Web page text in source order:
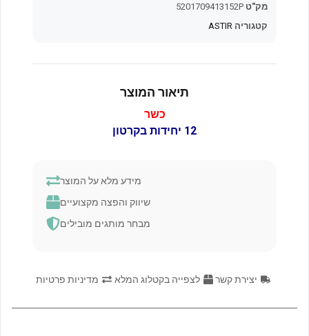
מק"ט 5201709413152P
קטגוריה ASTIR
תיאור המוצר
כשר
12 יחידות בקרטון
מידע מלא על המוצר
שיווק והפצה מקצועיים
מבחר מותגים מובילים
יצירת קשר לצפייה בקטלוג המלא מדיניות פרטיות